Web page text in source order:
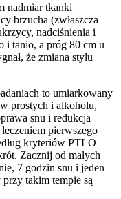
nadmiar tkanki
brzucha (zwłaszcza
nadciśnienia i
i tanio, a próg 80 cm u
że zmiana stylu
to umiarkowany
prostych i alkoholu,
snu i redukcja
pierwszego
kryteriów PTLO
Zacznij od małych
7 godzin snu i jeden
takim tempie są